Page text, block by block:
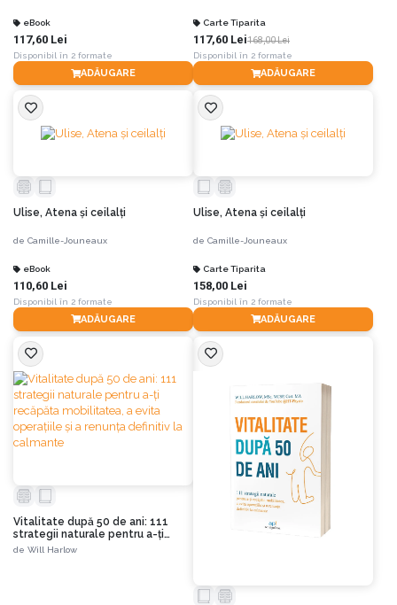
eBook
117,60 Lei
Disponibil în 2 formate
ADĂUGARE
Carte Tiparita
117,60 Lei168,00 Lei
Disponibil în 2 formate
ADĂUGARE
Ulise, Atena și ceilalți
de Camille-Jouneaux
eBook
110,60 Lei
Disponibil în 2 formate
ADĂUGARE
Ulise, Atena și ceilalți
de Camille-Jouneaux
Carte Tiparita
158,00 Lei
Disponibil în 2 formate
ADĂUGARE
Vitalitate după 50 de ani: 111
strategii naturale pentru a-ți
recăpăta mobilitatea, a evita
de Will Harlow